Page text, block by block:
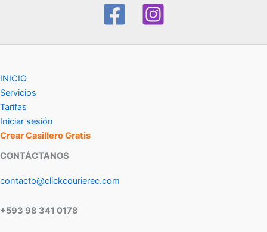
INICIO
Servicios
Tarifas
Iniciar sesión
Crear Casillero Gratis
CONTÁCTANOS
contacto@clickcourierec.com
+593 98 341 0178